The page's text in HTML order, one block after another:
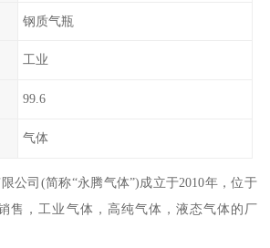
钢质气瓶
工业
99.6
气体
公司(简称“永腾气体”)成立于2010年，位于
售，工业气体，高纯气体，液态气体的厂